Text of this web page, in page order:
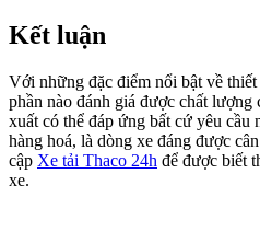
Kết luận
Với những đặc điểm nổi bật về
phần nào đánh giá được chất lượng
xuất có thể đáp ứng bất cứ yêu cầu
hàng hoá, là dòng xe đáng được
cập Xe tải Thaco 24h để được biết
xe.